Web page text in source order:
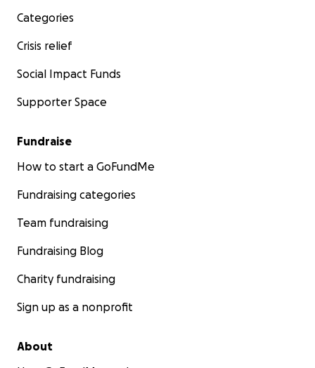
Categories
Crisis relief
Social Impact Funds
Supporter Space
Fundraise
How to start a GoFundMe
Fundraising categories
Team fundraising
Fundraising Blog
Charity fundraising
Sign up as a nonprofit
About